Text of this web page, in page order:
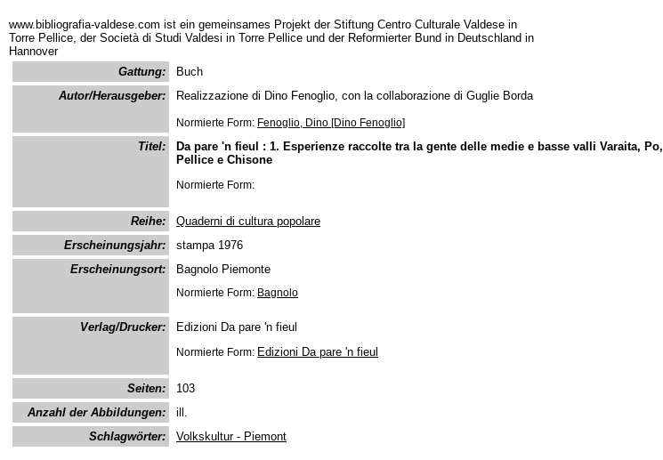
www.bibliografia-valdese.com ist ein gemeinsames Projekt der Stiftung Centro Culturale Valdese in
Torre Pellice, der Società di Studi Valdesi in Torre Pellice und der Reformierter Bund in Deutschland in
Hannover
Gattung:
Buch
Autor/Herausgeber:
Realizzazione di Dino Fenoglio, con la collaborazione di Guglie Borda
Normierte Form: Fenoglio, Dino [Dino Fenoglio]
Titel:
Da pare 'n fieul : 1. Esperienze raccolte tra la gente delle medie e basse valli Varaita, Po,
Pellice e Chisone
Normierte Form:
Reihe:
Quaderni di cultura popolare
Erscheinungsjahr:
stampa 1976
Erscheinungsort:
Bagnolo Piemonte
Normierte Form: Bagnolo
Verlag/Drucker: Edizioni Da pare 'n fieul
Normierte Form: Edizioni Da pare 'n fieul
Seiten:
103
Anzahl der Abbildungen:
ill.
Schlagwörter:
Volkskultur - Piemont